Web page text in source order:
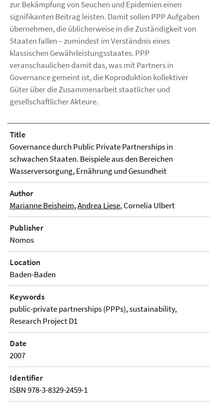
zur Bekämpfung von Seuchen und Epidemien einen
signifikanten Beitrag leisten. Damit sollen PPP Aufgaben
übernehmen, die üblicherweise in die Zuständigkeit von
Staaten fallen – zumindest im Verständnis eines
klassischen Gewährleistungsstaates. PPP
veranschaulichen damit das, was mit Partners in
Governance gemeint ist, die Koproduktion kollektiver
Güter über die Zusammenarbeit staatlicher und
gesellschaftlicher Akteure.
Title
Governance durch Public Private Partnerships in
schwachen Staaten. Beispiele aus den Bereichen
Wasserversorgung, Ernährung und Gesundheit
Author
Marianne Beisheim,Andrea Liese, Cornelia Ulbert
Publisher
Nomos
Location
Baden-Baden
Keywords
public-private partnerships (PPPs), sustainability,
Research Project D1
Date
2007
Identifier
ISBN 978-3-8329-2459-1